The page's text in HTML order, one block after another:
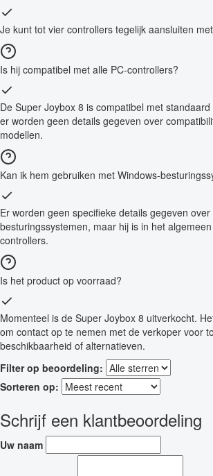
Je kunt tot vier controllers tegelijk aansluiten
Is hij compatibel met alle PC-controllers?
De Super Joybox 8 is compatibel met
er worden geen details gegeven over
modellen.
Kan ik hem gebruiken met Windows-
Er worden geen specifieke details gegeven
besturingssystemen, maar hij is in het
controllers.
Is het product op voorraad?
Momenteel is de Super Joybox 8 uitverkocht.
om contact op te nemen met de verkoper voor
beschikbaarheid of alternatieven.
Filter op beoordeling:
Sorteren op:
Schrijf een klantbeoordeling
Uw naam